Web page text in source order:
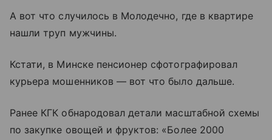
А вот что случилось в Молодечно, где в квартире
нашли труп мужчины.
Кстати, в Минске пенсионер сфотографировал
курьера мошенников — вот что было дальше.
Ранее КГК обнародовал детали масштабной схемы
по закупке овощей и фруктов: «Более 2000